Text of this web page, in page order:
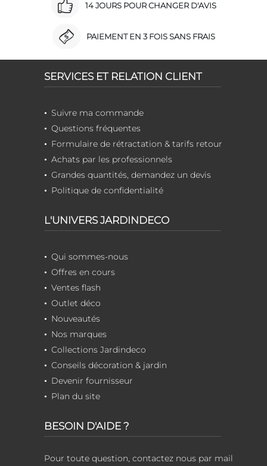
14 JOURS POUR CHANGER D'AVIS
PAIEMENT EN 3 FOIS SANS FRAIS
SERVICES ET RELATION CLIENT
Suivre ma commande
Questions fréquentes
Formulaire de rétractation & tarifs retour
Achats par les professionnels
Grandes quantités, demandez un devis
Politique de confidentialité
L'UNIVERS JARDINDECO
Qui sommes-nous
Offres en cours
Ventes flash
Outlet déco
Nouveautés
Nos marques
Collections Jardindeco
Conseils décoration & jardin
Devenir fournisseur
Plan du site
BESOIN D'AIDE ?
Pour toute question, contactez nous par mail